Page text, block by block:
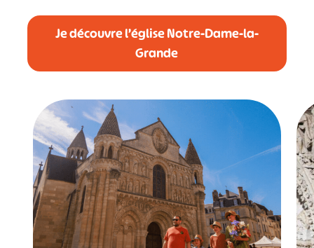
Je découvre l’église Notre-Dame-la-
Grande